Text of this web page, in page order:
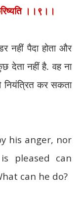
।।९।।
पैदा होता और
देता नहीं है. वह ना
नियंत्रित कर सकता
his anger, nor
pleased can
can he do?